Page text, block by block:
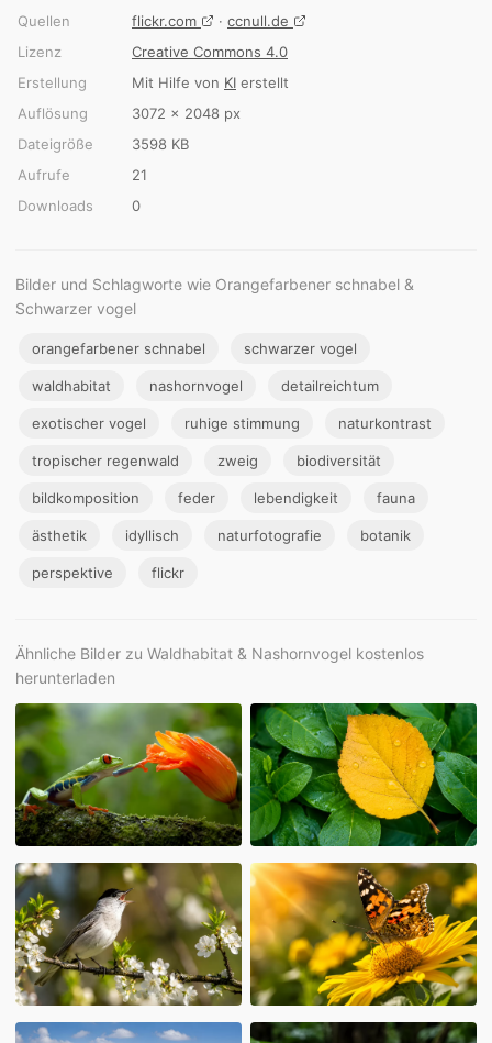
Quellen
flickr.com · ccnull.de
Lizenz
Creative Commons 4.0
Erstellung
Mit Hilfe von KI erstellt
Auflösung
3072 × 2048 px
Dateigröße
3598 KB
Aufrufe
21
Downloads
0
Bilder und Schlagworte wie Orangefarbener schnabel &
Schwarzer vogel
orangefarbener schnabel schwarzer vogel
waldhabitat nashornvogel detailreichtum
exotischer vogel ruhige stimmung naturkontrast
tropischer regenwald zweig biodiversität
bildkomposition feder lebendigkeit fauna
ästhetik idyllisch naturfotografie botanik
perspektive flickr
Ähnliche Bilder zu Waldhabitat & Nashornvogel kostenlos
herunterladen